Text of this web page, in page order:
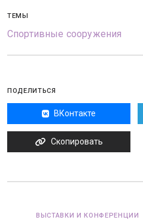
ТЕМЫ
Спортивные сооружения
ПОДЕЛИТЬСЯ
ВКонтакте
Скопировать
ВЫСТАВКИ И КОНФЕРЕНЦИИ